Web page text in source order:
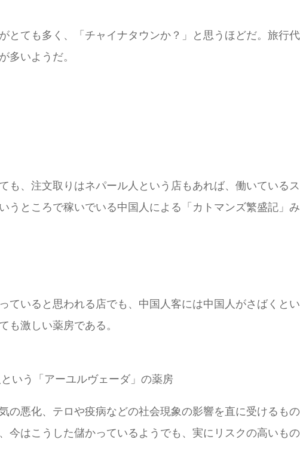
とても多く、「チャイナタウンか？」と思うほどだ。旅行
多いようだ。
も、注文取りはネパール人という店もあれば、働いている
うところで稼いでいる中国人による「カトマンズ繁盛記」
ていると思われる店でも、中国人客には中国人がさばくと
も激しい薬房である。
いう「アーユルヴェーダ」の薬房
の悪化、テロや疫病などの社会現象の影響を直に受けるも
今はこうした儲かっているようでも、実にリスクの高いもの